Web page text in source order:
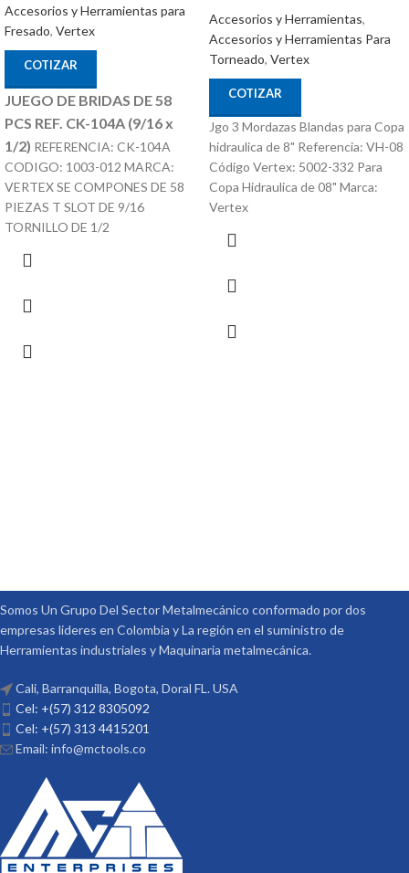
Accesorios y Herramientas para
Fresado, Vertex
COTIZAR
JUEGO DE BRIDAS DE 58
PCS REF. CK-104A (9/16 x
1/2) REFERENCIA: CK-104A
CODIGO: 1003-012 MARCA:
VERTEX SE COMPONES DE 58
PIEZAS T SLOT DE 9/16
TORNILLO DE 1/2
Accesorios y Herramientas,
Accesorios y Herramientas Para
Torneado, Vertex
COTIZAR
Jgo 3 Mordazas Blandas para Copa
hidraulica de 8" Referencia: VH-08
Código Vertex: 5002-332 Para
Copa Hidraulica de 08" Marca:
Vertex
Somos Un Grupo Del Sector Metalmecánico conformado por dos
empresas lideres en Colombia y La región en el suministro de
Herramientas industriales y Maquinaria metalmecánica.
Cali, Barranquilla, Bogota, Doral FL. USA
Cel: +(57) 312 8305092
Cel: +(57) 313 4415201
Email: info@mctools.co